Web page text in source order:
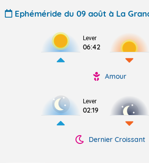
Ephéméride du 09 août à La
Lever
06:42
Amour
Lever
02:19
Dernier Croissant